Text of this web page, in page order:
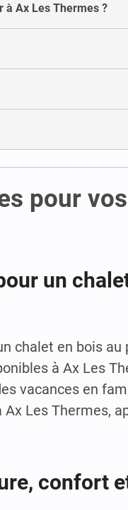
à Ax Les Thermes ?
pour vos
un
chalet en bois au
à Ax Les
vacances en
Les Thermes,
confort